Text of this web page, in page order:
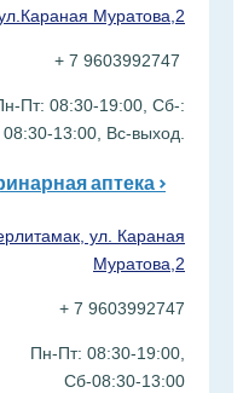
Муратова,2
+ 7 9603992747
Пт: 08:30-19:00, Сб-:
08:30-13:00, Вс-выход.
аптека >
ул. Караная
Муратова,2
+ 7 9603992747
Пн-Пт: 08:30-19:00,
Сб-08:30-13:00